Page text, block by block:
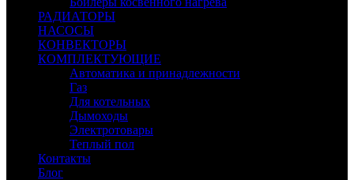
РАДИАТОРЫ
НАСОСЫ
КОНВЕКТОРЫ
КОМПЛЕКТУЮЩИЕ
Автоматика и принадлежности
Газ
Для котельных
Дымоходы
Электротовары
Теплый пол
Контакты
Блог